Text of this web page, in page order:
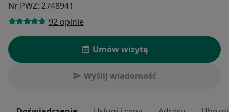
Nr PWZ: 2748941
92 opinie
Umów wizytę
Wyślij wiadomość